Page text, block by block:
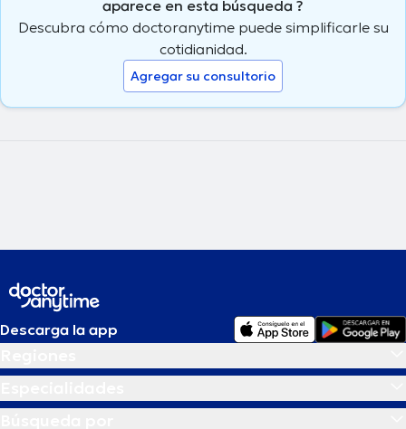
aparece en esta búsqueda ?
Descubra cómo doctoranytime puede simplificarle su
cotidianidad.
Agregar su consultorio
Descarga la app